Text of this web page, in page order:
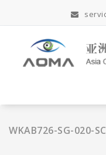
正
WKAB726-SG-020-